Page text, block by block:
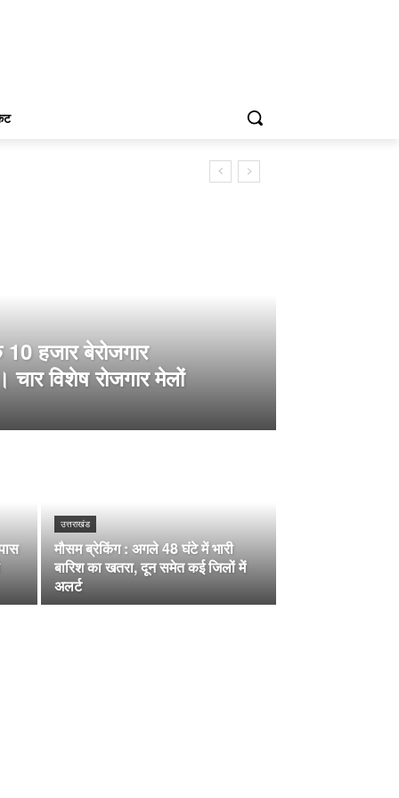
हजार बेरोजगार
विशेष रोजगार मेलों
उत्तराखंड
मौसम ब्रेकिंग : अगले 48 घंटे में भारी
बारिश का खतरा, दून समेत कई जिलों में
अलर्ट